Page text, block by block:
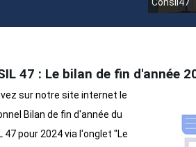
47 : Le bilan de fin d'année
sur notre site internet le
Bilan de fin d'année du
47 pour 2024 via l'onglet "Le